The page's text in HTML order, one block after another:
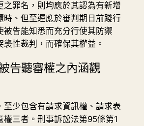
之罪名，則均應於其認為有新增
時、但至遲應於審判期日前踐行
被告能知悉而充分行使其防禦
性裁判，而確保其權益。
告聽審權之內涵觀
至少包含有請求資訊權、請求表
權三者。刑事訴訟法第95條第1